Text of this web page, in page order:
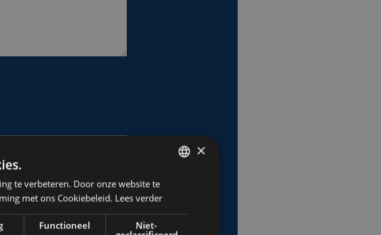
*
×
te verbeteren. Door onze website te
met ons Cookiebeleid. Lees verder
Functioneel
Niet-